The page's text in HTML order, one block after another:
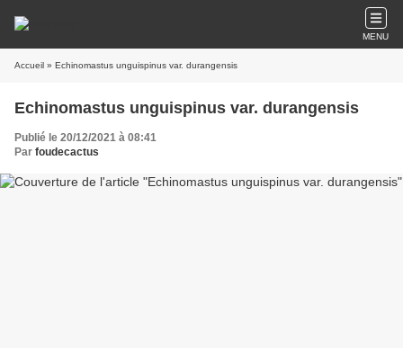
MENU
Accueil » Echinomastus unguispinus var. durangensis
Echinomastus unguispinus var. durangensis
Publié le 20/12/2021 à 08:41
Par foudecactus